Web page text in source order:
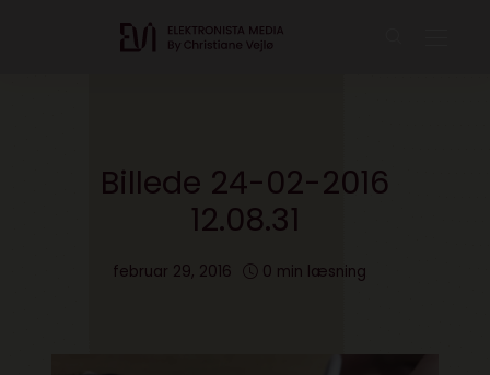
Billede 24-02-2016
12.08.31
februar 29, 2016 0 min læsning